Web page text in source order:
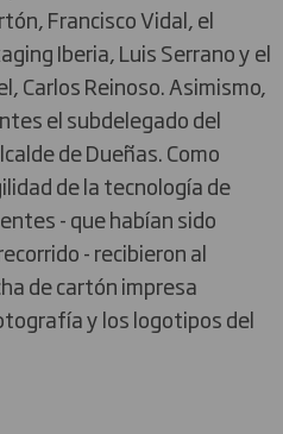
Francisco Vidal, el
Iberia, Luis Serrano y el
Carlos Reinoso. Asimismo,
el subdelegado del
de Dueñas. Como
de la tecnología de
- que habían sido
- recibieron al
de cartón impresa
y los logotipos del